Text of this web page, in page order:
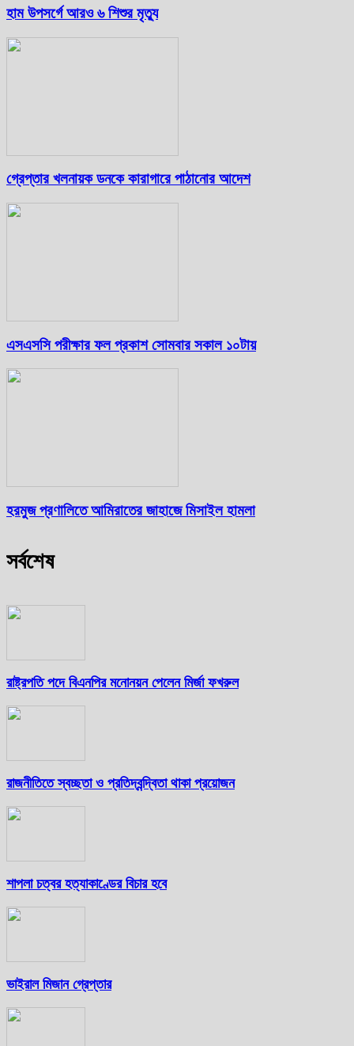
হাম উপসর্গে আরও ৬ শিশুর মৃত্যু
গ্রেপ্তার খলনায়ক ডনকে কারাগারে পাঠানোর আদেশ
এসএসসি পরীক্ষার ফল প্রকাশ সোমবার সকাল ১০টায়
হরমুজ প্রণালিতে আমিরাতের জাহাজে মিসাইল হামলা
সর্বশেষ
রাষ্ট্রপতি পদে বিএনপির মনোনয়ন পেলেন মির্জা ফখরুল
রাজনীতিতে স্বচ্ছতা ও প্রতিদ্বন্দ্বিতা থাকা প্রয়োজন
শাপলা চত্বর হত্যাকাণ্ডের বিচার হবে
ভাইরাল মিজান গ্রেপ্তার